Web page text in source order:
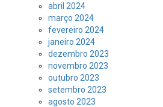
abril 2024
março 2024
fevereiro 2024
janeiro 2024
dezembro 2023
novembro 2023
outubro 2023
setembro 2023
agosto 2023